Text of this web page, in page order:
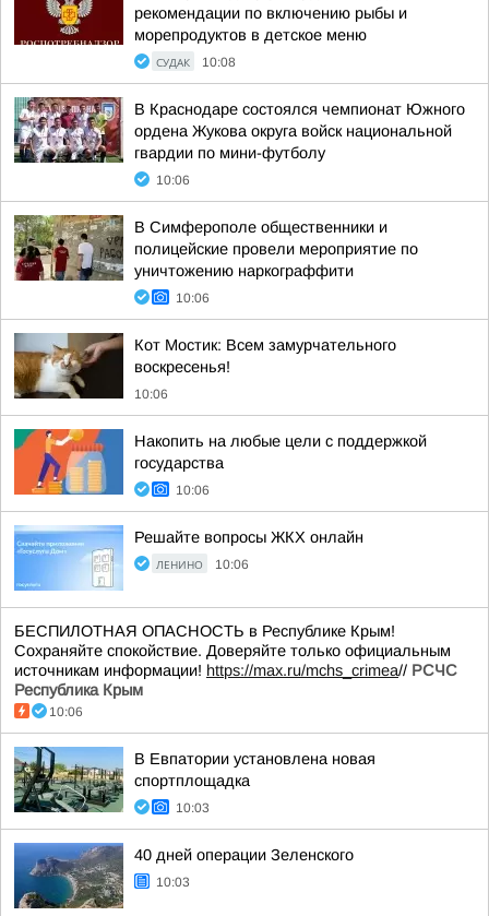
рекомендации по включению рыбы и
морепродуктов в детское меню
СУДАК 10:08
В Краснодаре состоялся чемпионат Южного
ордена Жукова округа войск национальной
гвардии по мини-футболу
10:06
В Симферополе общественники и
полицейские провели мероприятие по
уничтожению наркограффити
10:06
Кот Мостик: Всем замурчательного
воскресенья!
10:06
Накопить на любые цели с поддержкой
государства
10:06
Решайте вопросы ЖКХ онлайн
ЛЕНИНО 10:06
БЕСПИЛОТНАЯ ОПАСНОСТЬ в Республике Крым!
Сохраняйте спокойствие. Доверяйте только официальным
источникам информации! https://max.ru/mchs_crimea// РСЧС
Республика Крым
10:06
В Евпатории установлена новая
спортплощадка
10:03
40 дней операции Зеленского
10:03